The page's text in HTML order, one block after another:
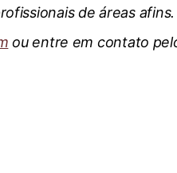
de áreas afins.
ou entre em contato